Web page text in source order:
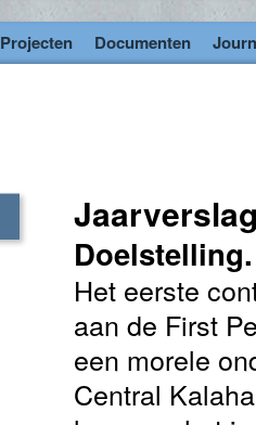
Projecten Documenten
Doelstelling.
Het eerste
aan de First
een morele
Central